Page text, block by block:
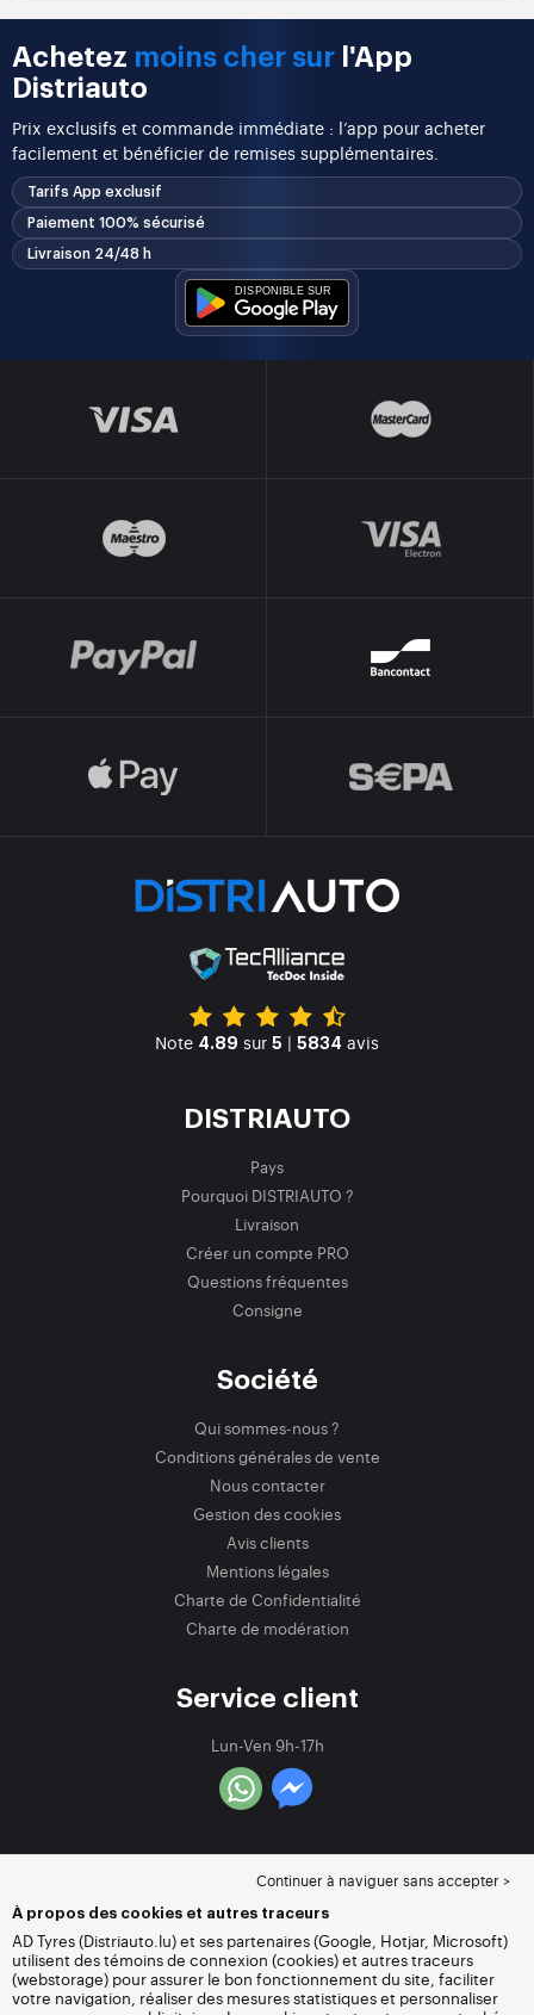
Achetez moins cher sur l'App
Distriauto
Prix exclusifs et commande immédiate : l’app pour acheter
facilement et bénéficier de remises supplémentaires.
Tarifs App exclusif
Paiement 100% sécurisé
Livraison 24/48 h
Note 4.89 sur 5 | 5834 avis
DISTRIAUTO
Pays
Pourquoi DISTRIAUTO ?
Livraison
Créer un compte PRO
Questions fréquentes
Consigne
Société
Qui sommes-nous ?
Conditions générales de vente
Nous contacter
Gestion des cookies
Avis clients
Mentions légales
Charte de Confidentialité
Charte de modération
Service client
Lun-Ven 9h-17h
Continuer à naviguer sans accepter >
À propos des cookies et autres traceurs
AD Tyres (Distriauto.lu) et ses partenaires (Google, Hotjar, Microsoft)
utilisent des témoins de connexion (cookies) et autres traceurs
(webstorage) pour assurer le bon fonctionnement du site, faciliter
votre navigation, réaliser des mesures statistiques et personnaliser